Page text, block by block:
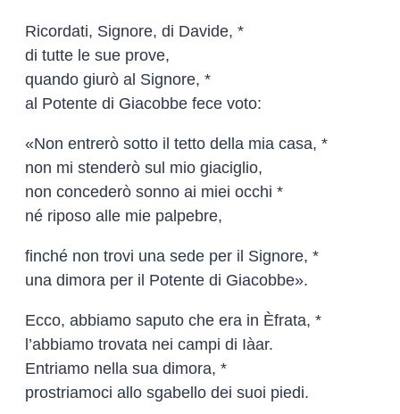
Ricordati, Signore, di Davide, *
di tutte le sue prove,
quando giurò al Signore, *
al Potente di Giacobbe fece voto:
«Non entrerò sotto il tetto della mia casa, *
non mi stenderò sul mio giaciglio,
non concederò sonno ai miei occhi *
né riposo alle mie palpebre,
finché non trovi una sede per il Signore, *
una dimora per il Potente di Giacobbe».
Ecco, abbiamo saputo che era in Èfrata, *
l’abbiamo trovata nei campi di Iàar.
Entriamo nella sua dimora, *
prostriamoci allo sgabello dei suoi piedi.